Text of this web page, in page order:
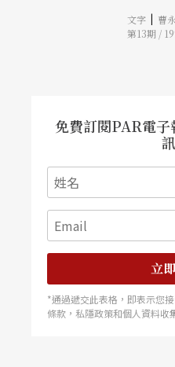
像，曾經
文字 | 曹
第13期 /
免費訂閱PAR電
立
*通過遞交此表格，即表示您
條款，私隱政策和個人資料收